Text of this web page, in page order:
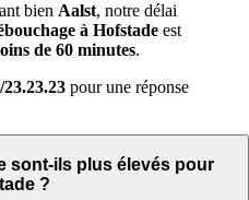
bien Aalst, notre délai
à Hofstade est
de 60 minutes.
23.23.23 pour une réponse
sont-ils plus élevés pour
?